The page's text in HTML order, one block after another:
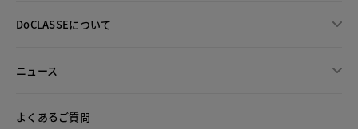
DoCLASSEについて
ニュース
よくあるご質問